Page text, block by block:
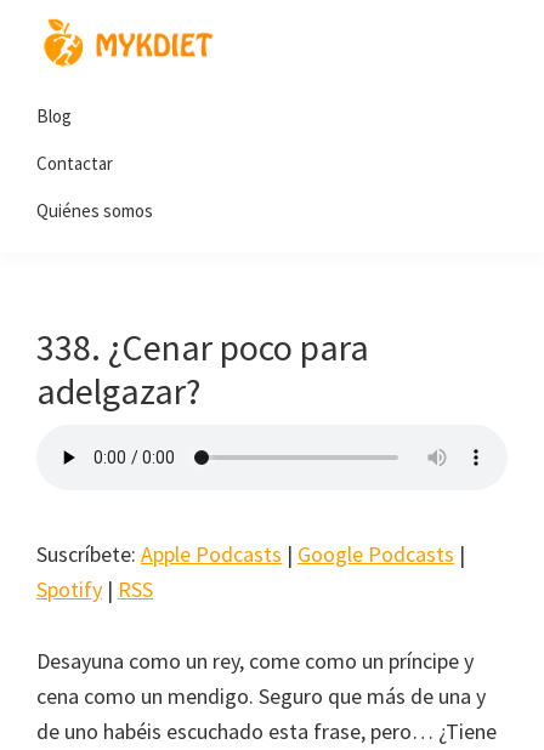
Blog
Contactar
Quiénes somos
338. ¿Cenar poco para
adelgazar?
Suscríbete: Apple Podcasts | Google Podcasts |
Spotify | RSS
Desayuna como un rey, come como un príncipe y
cena como un mendigo. Seguro que más de una y
de uno habéis escuchado esta frase, pero… ¿Tiene